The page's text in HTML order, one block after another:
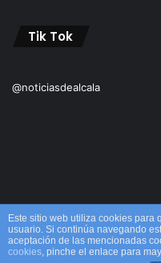
Tik Tok
@noticiasdealcala
© Copyright 2026, Todos
Este sitio web utiliza cookies para
usuario. Si continúa navegando
aceptación de las mencionadas
cookies, pinche el enlace para